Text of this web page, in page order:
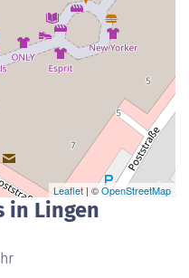
Leaflet | ©OpenStreetMap
in Lingen